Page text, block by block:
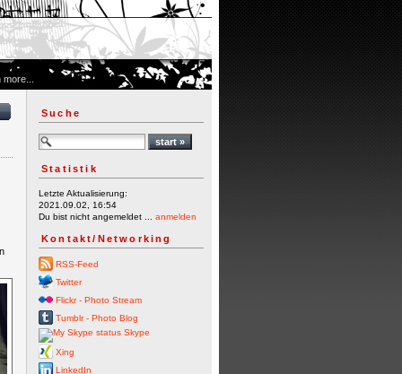
Suche
Statistik
Letzte Aktualisierung:
2021.09.02, 16:54
Du bist nicht angemeldet ... anmelden
Kontakt/Networking
RSS-Feed
Twitter
Flickr - Photo Stream
Tumblr - Photo Blog
Skype
Xing
LinkedIn